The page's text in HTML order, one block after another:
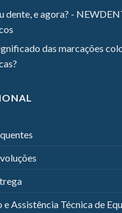
dente, e agora? -
das marcações
e Assistência Técnica de